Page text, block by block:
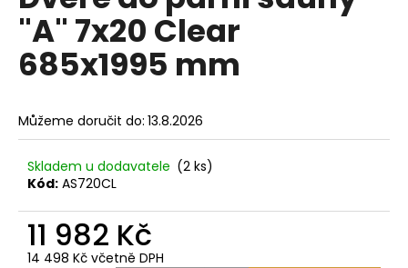
0,0
5
hvězdiček.
"A" 7x20 Clear
685x1995 mm
Můžeme doručit do: 13.8.2026
Skladem u dodavatele (2 ks)
Kód: AS720CL
11 982 Kč
14 498 Kč včetně DPH
a
j
í
?
HLEDAT